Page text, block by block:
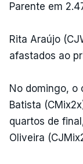
Parente em
Rita Araújo
afastados ao
No domingo, o
Batista
quartos de
Oliveira